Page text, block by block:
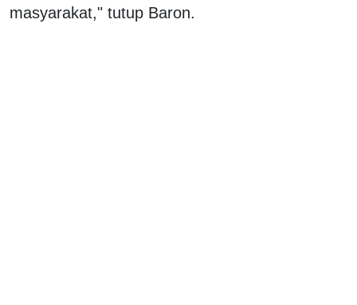
masyarakat," tutup Baron.